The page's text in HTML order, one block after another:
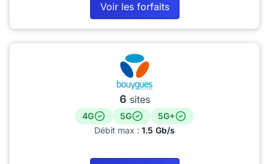
Voir les forfaits
6 sites
4G 5G
5G+
Débit max : 1.5 Gb/s